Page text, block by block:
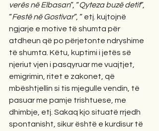
verës në Elbasan”, “Qyteza buzë detit”,
“Festë në Gostivar”, “ etj. kujtojnë
ngjarje e motive të shumta për
atdheun që po përjetonte ndryshime
të shumta. Këtu, kuptimi i jetës së
njeriut vjen i pasqyruar me vuajtjet,
emigrimin, ritet e zakonet, që
mbështjellin si tis mjegulle vendin, të
pasuar me pamje trishtuese, me
dhimbje, etj. Sakaq kjo situatë rrjedh
spontanisht, sikur është e kurdisur të